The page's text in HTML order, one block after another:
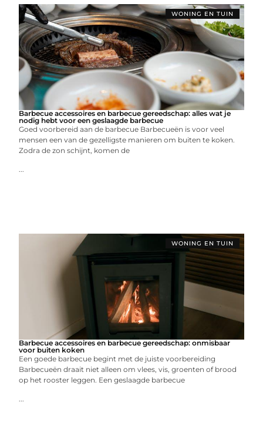
WONING EN TUIN
Barbecue accessoires en barbecue gereedschap: alles wat je
nodig hebt voor een geslaagde barbecue
Goed voorbereid aan de barbecue Barbecueën is voor veel
mensen een van de gezelligste manieren om buiten te koken.
Zodra de zon schijnt, komen de
...
WONING EN TUIN
Barbecue accessoires en barbecue gereedschap: onmisbaar
voor buiten koken
Een goede barbecue begint met de juiste voorbereiding
Barbecueën draait niet alleen om vlees, vis, groenten of brood
op het rooster leggen. Een geslaagde barbecue
...